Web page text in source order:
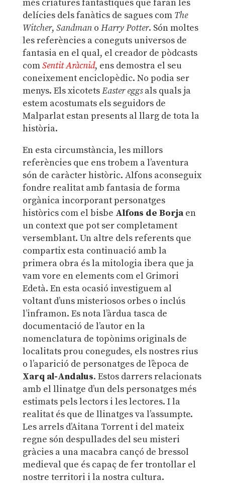
més criatures fantàstiques que faran les
delícies dels fanàtics de sagues com The
Witcher, Sandmano Harry Potter. Són moltes
les referències a coneguts universos de
fantasia en el qual, el creador de pòdcasts
comSentit Aràcnid, ens demostra el seu
coneixement enciclopèdic. No podia ser
menys. Els xicotetsEaster eggsals quals ja
estem acostumats els seguidors de
Malparlat estan presents al llarg de tota la
història.
En esta circumstància, les millors
referències que ens trobem a l’aventura
són de caràcter històric. Alfons aconseguix
fondre realitat amb fantasia de forma
orgànica incorporant personatges
històrics com el bisbe Alfons de Borjaen
un context que pot ser completament
versemblant. Un altre dels referents que
compartix esta continuació amb la
primera obra és la mitologia ibera que ja
vam vore en elements com el Grimori
Edetà. En esta ocasió investiguem al
voltant d’uns misteriosos orbes o inclús
l’inframon. Es nota l’àrdua tasca de
documentació de l’autor en la
nomenclatura de topònims originals de
localitats prou conegudes, els nostres rius
o l’aparició de personatges de l’època de
Xarq al-Andalus. Estos darrers relacionats
amb el llinatge d’un dels personatges més
estimats pels lectors i les lectores. I la
realitat és que de llinatges va l’assumpte.
Les arrels d’Aitana Torrent i del mateix
regne són despullades del seu misteri
gràcies a una macabra cançó de bressol
medieval que és capaç de fer trontollar el
nostre territori i la nostra cultura.